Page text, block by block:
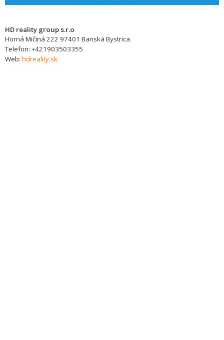
HD reality group s.r.o
Horná Mičiná 222 97401 Banská Bystrica
Telefon: +421903503355
Web: hdreality.sk